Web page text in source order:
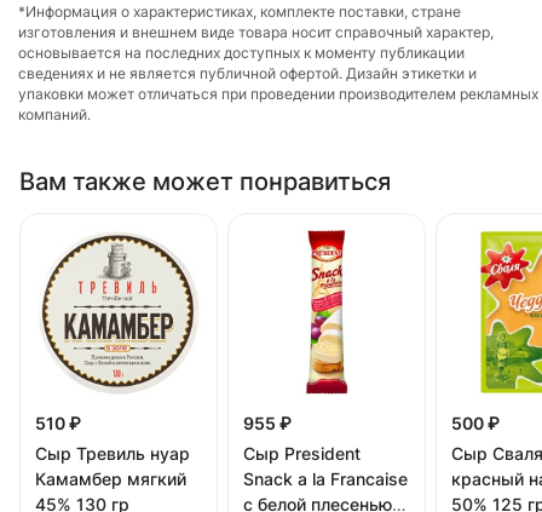
*Информация о характеристиках, комплекте поставки, стране
изготовления и внешнем виде товара носит справочный характер,
основывается на последних доступных к моменту публикации
сведениях и не является публичной офертой. Дизайн этикетки и
упаковки может отличаться при проведении производителем рекламных
компаний.
Вам также может понравиться
510 ₽
Сыр Тревиль нуар
Камамбер мягкий
45% 130 гр
955 ₽
Сыр President
Snack a la Francaise
с белой плесенью
500 ₽
Сыр
красный
50% 125